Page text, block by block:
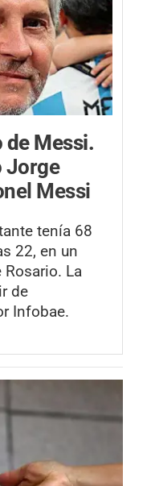
de Messi.
Jorge
Messi
tenía 68
22, en un
La
de
Infobae.